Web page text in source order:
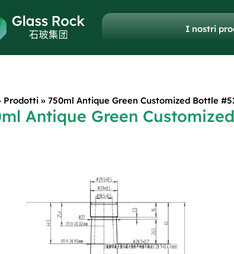
I nostri
Prodotti »750ml Antique Green Customized Bottle
Antique Green